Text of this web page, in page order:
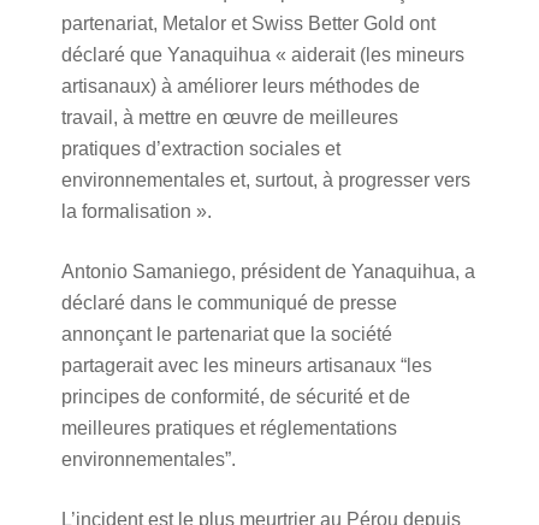
partenariat, Metalor et Swiss Better Gold ont
déclaré que Yanaquihua « aiderait (les mineurs
artisanaux) à améliorer leurs méthodes de
travail, à mettre en œuvre de meilleures
pratiques d’extraction sociales et
environnementales et, surtout, à progresser vers
la formalisation ».
Antonio Samaniego, président de Yanaquihua, a
déclaré dans le communiqué de presse
annonçant le partenariat que la société
partagerait avec les mineurs artisanaux “les
principes de conformité, de sécurité et de
meilleures pratiques et réglementations
environnementales”.
L’incident est le plus meurtrier au Pérou depuis